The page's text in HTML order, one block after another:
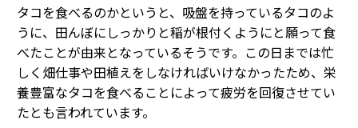
タコを食べるのかというと、吸盤を持っているタコのよ
うに、田んぼにしっかりと稲が根付くようにと願って食
べたことが由来となっているそうです。この日までは忙
しく畑仕事や田植えをしなければいけなかったため、栄
養豊富なタコを食べることによって疲労を回復させてい
たとも言われています。